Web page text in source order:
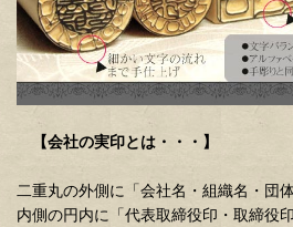
【会社の実印とは・・・】
二重丸の外側に「会社名・組織名・団
内側の円内に「代表取締役印・取締役